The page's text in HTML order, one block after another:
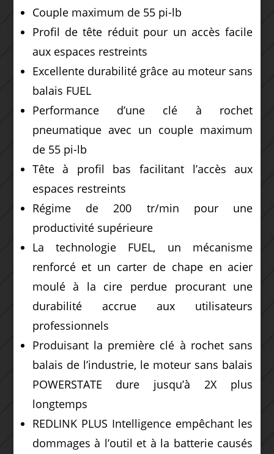
Couple maximum de 55 pi-lb
Profil de tête réduit pour un accès facile
aux espaces restreints
Excellente durabilité grâce au moteur sans
balais FUEL
Performance d’une clé à rochet
pneumatique avec un couple maximum
de 55 pi-lb
Tête à profil bas facilitant l’accès aux
espaces restreints
Régime de 200 tr/min pour une
productivité supérieure
La technologie FUEL, un mécanisme
renforcé et un carter de chape en acier
moulé à la cire perdue procurant une
durabilité accrue aux utilisateurs
professionnels
Produisant la première clé à rochet sans
balais de l’industrie, le moteur sans balais
POWERSTATE dure jusqu’à 2X plus
longtemps
REDLINK PLUS Intelligence empêchant les
dommages à l’outil et à la batterie causés